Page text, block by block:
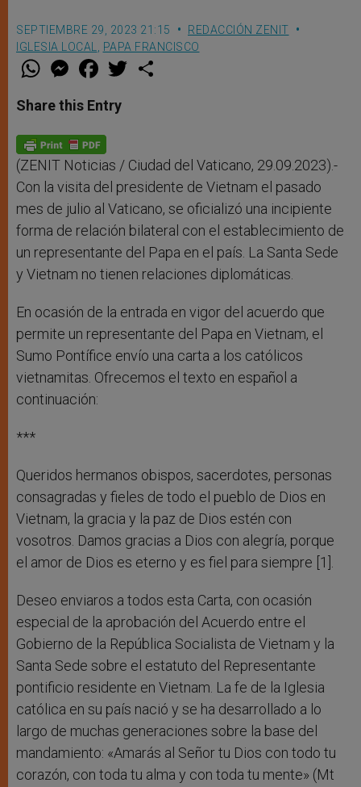
SEPTIEMBRE 29, 2023 21:15
REDACCIÓN ZENIT
IGLESIA LOCAL
PAPA FRANCISCO
W
t
s
p
p
M
e
s
e
g
e
r
F
a
e
b
o
k
w
Share this Entry
(ZENIT Noticias / Ciudad del Vaticano, 29.09.2023).-
Con la visita del presidente de Vietnam el pasado
mes de julio al Vaticano, se oficializó una incipiente
forma de relación bilateral con el establecimiento de
un representante del Papa en el país. La Santa Sede
y Vietnam no tienen relaciones diplomáticas.
En ocasión de la entrada en vigor del acuerdo que
permite un representante del Papa en Vietnam, el
Sumo Pontífice envío una carta a los católicos
vietnamitas. Ofrecemos el texto en español a
continuación:
***
Queridos hermanos obispos, sacerdotes, personas
consagradas y fieles de todo el pueblo de Dios en
Vietnam, la gracia y la paz de Dios estén con
vosotros. Damos gracias a Dios con alegría, porque
el amor de Dios es eterno y es fiel para siempre [1].
Deseo enviaros a todos esta Carta, con ocasión
especial de la aprobación del Acuerdo entre el
Gobierno de la República Socialista de Vietnam y la
Santa Sede sobre el estatuto del Representante
pontificio residente en Vietnam. La fe de la Iglesia
católica en su país nació y se ha desarrollado a lo
largo de muchas generaciones sobre la base del
mandamiento: «Amarás al Señor tu Dios con todo tu
corazón, con toda tu alma y con toda tu mente» (Mt